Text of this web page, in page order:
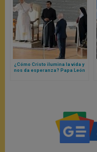
¿Cómo Cristo ilumina la vida y
nos da esperanza? Papa León